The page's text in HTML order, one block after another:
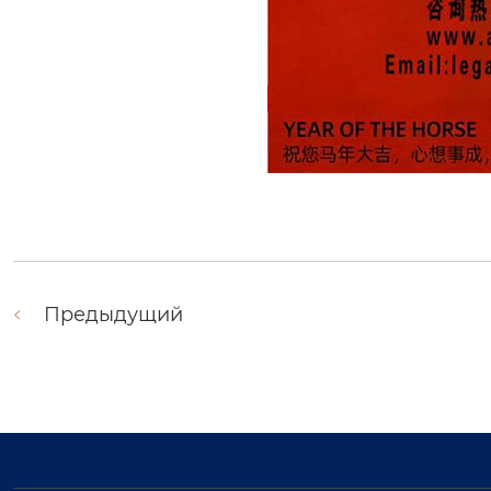
Предыдущий